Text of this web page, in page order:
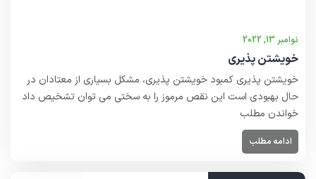
نوامبر 13, 2022
خویشتن پذیری
خویشتن پذیری کمبود خویشتن پذیری، مشکل بسیاری از معتادان در
حال بهبودی است این نقص مرموز را به سختی می توان تشخیص داد
خواندن مطلب
ادامه مطلب